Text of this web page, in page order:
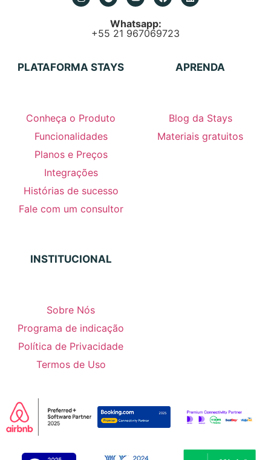
Whatsapp:
+55 21 967069723
PLATAFORMA STAYS
Conheça o Produto
Funcionalidades
Planos e Preços
Integrações
Histórias de sucesso
Fale com um consultor
APRENDA
Blog da Stays
Materiais gratuitos
INSTITUCIONAL
Sobre Nós
Programa de indicação
Política de Privacidade
Termos de Uso